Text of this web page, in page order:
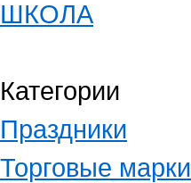
ШКОЛА
Категории
Праздники
Торговые марки